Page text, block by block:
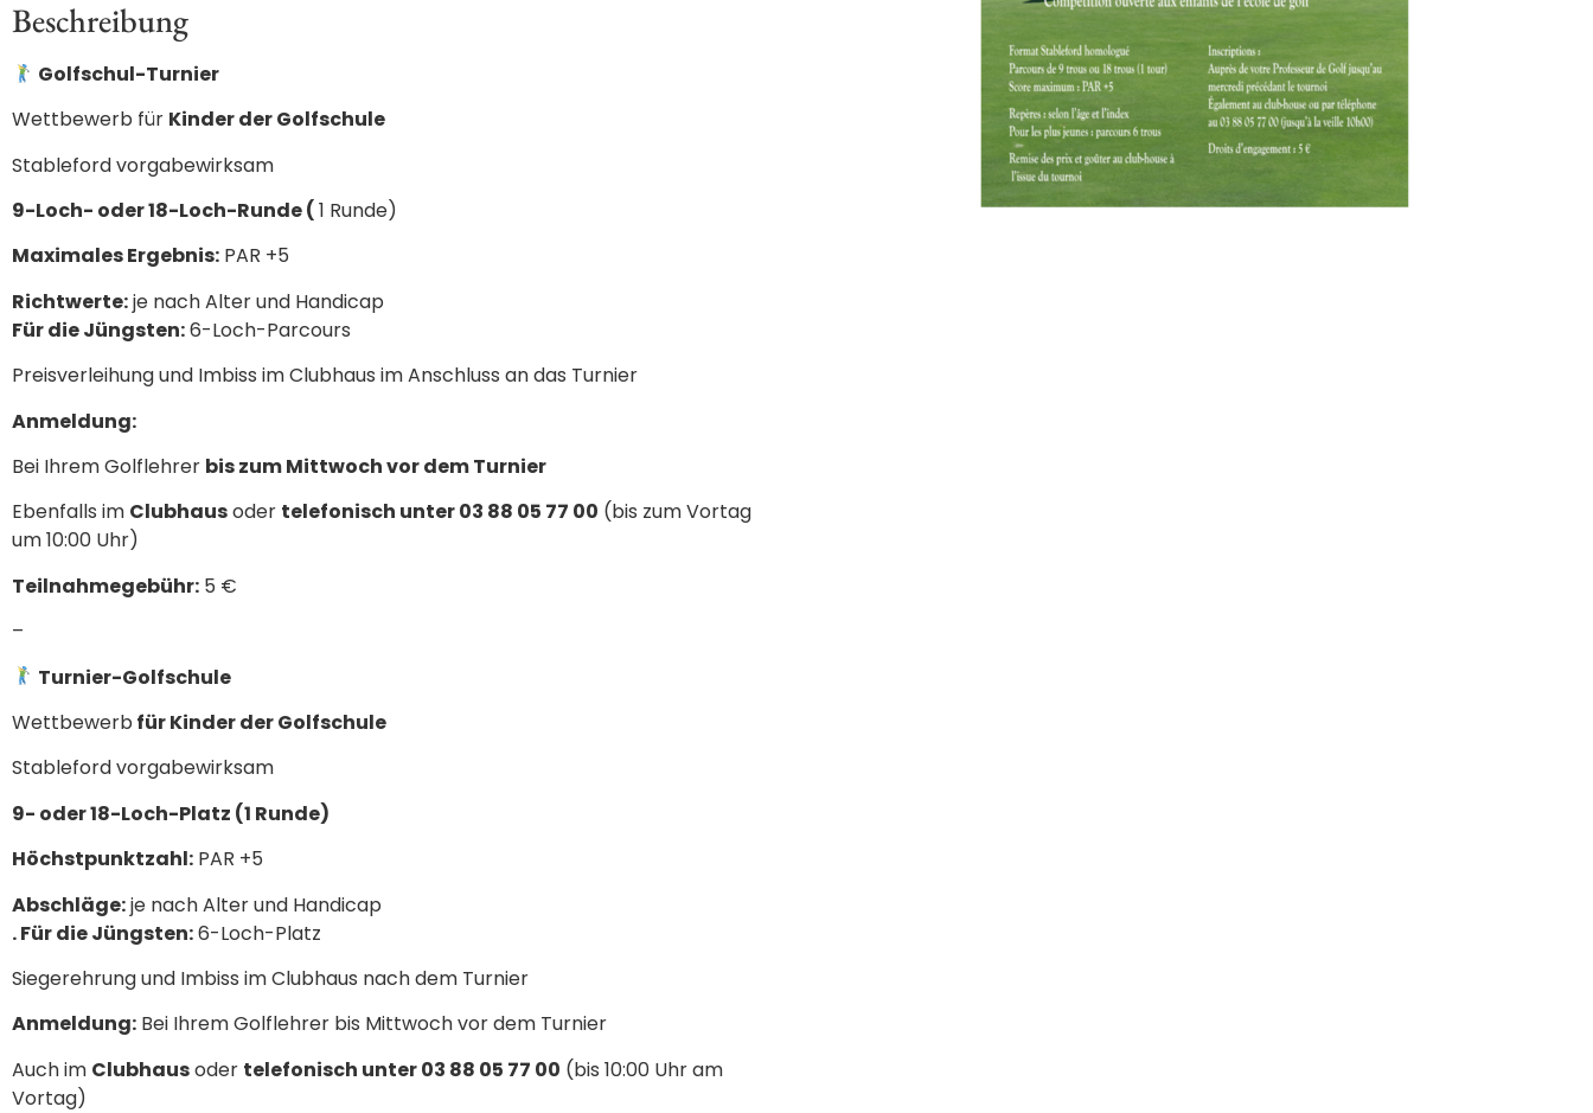
Beschreibung
Golfschul-Turnier
Wettbewerb für Kinder der Golfschule
Stableford vorgabewirksam
9-Loch- oder 18-Loch-Runde (1 Runde)
Maximales Ergebnis: PAR +5
Richtwerte:je nach Alter und Handicap
Für die Jüngsten:6-Loch-Parcours
Preisverleihung und Imbiss im Clubhaus im Anschluss an das Turnier
Anmeldung:
Bei Ihrem Golflehrer bis zum Mittwoch vor dem Turnier
Ebenfalls im Clubhausoder telefonisch unter 03 88 05 77 00 (bis zum Vortag
um 10:00 Uhr)
Teilnahmegebühr: 5 €
–
Turnier-Golfschule
Wettbewerb für Kinder der Golfschule
Stableford vorgabewirksam
9- oder 18-Loch-Platz (1 Runde)
Höchstpunktzahl: PAR +5
Abschläge:je nach Alter und Handicap
. Für die Jüngsten:6-Loch-Platz
Siegerehrung und Imbiss im Clubhaus nach dem Turnier
Anmeldung: Bei Ihrem Golflehrer bis Mittwoch vor dem Turnier
Auch im Clubhausoder telefonisch unter 03 88 05 77 00 (bis 10:00 Uhr am
Vortag)